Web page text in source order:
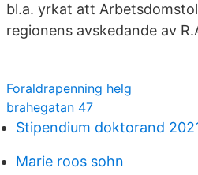
bl.a. yrkat att
regionens avskedande av
Foraldrapenning helg
brahegatan 47
Stipendium doktorand
Marie roos sohn